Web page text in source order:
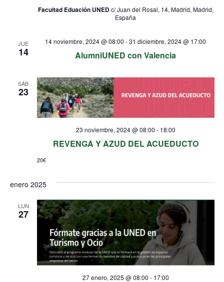
Facultad Eduación UNEDc/ Juan del Rosal, 14, Madrid, Madrid,
España
JUE
14 AlumniUNED con Valencia
14 noviembre, 2024 @ 08:00 -31 diciembre, 2024 @ 17:00
SÁB
23
REVENGA Y AZUD DEL ACUEDUCTO
23 noviembre, 2024 @ 08:00 - 18:00
20€
enero 2025
LUN
27
27 enero, 2025 @ 08:00 - 17:00